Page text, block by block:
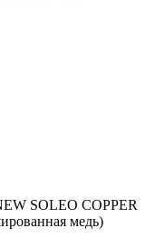
SOLEO COPPER
медь)